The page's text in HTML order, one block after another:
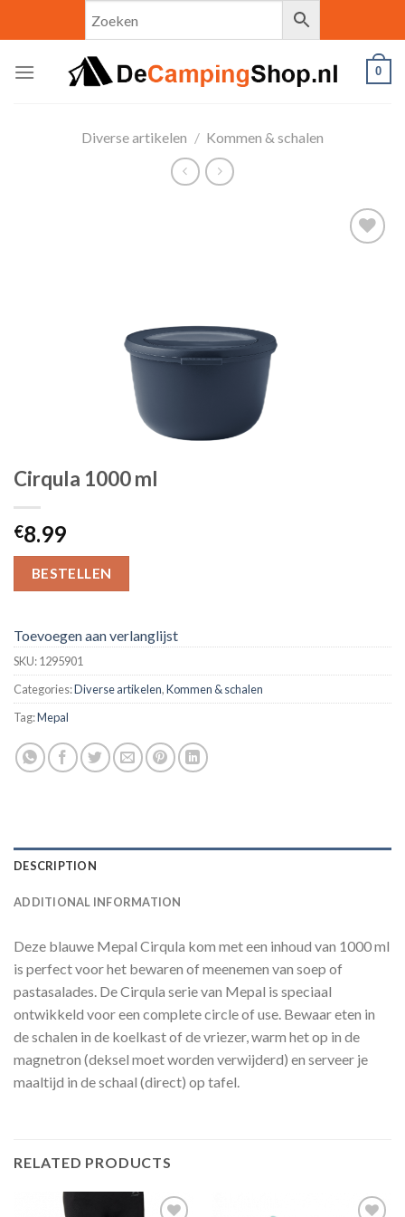
0
Diverse artikelen / Kommen & schalen
Cirqula 1000 ml
€8.99
BESTELLEN
Toevoegen aan verlanglijst
SKU:1295901
Categories:Diverse artikelen,Kommen & schalen
Tag:Mepal
DESCRIPTION
ADDITIONAL INFORMATION
Deze blauwe Mepal Cirqula kom met een inhoud van 1000 ml
is perfect voor het bewaren of meenemen van soep of
pastasalades. De Cirqula serie van Mepal is speciaal
ontwikkeld voor een complete circle of use. Bewaar eten in
de schalen in de koelkast of de vriezer, warm het op in de
magnetron (deksel moet worden verwijderd) en serveer je
maaltijd in de schaal (direct) op tafel.
RELATED PRODUCTS